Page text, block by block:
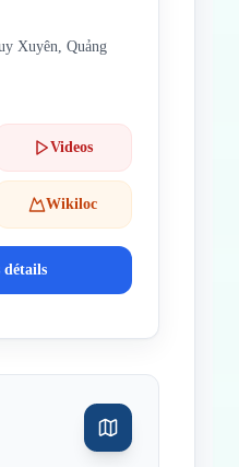
Xuyên, Quảng
Videos
Wikiloc
détails